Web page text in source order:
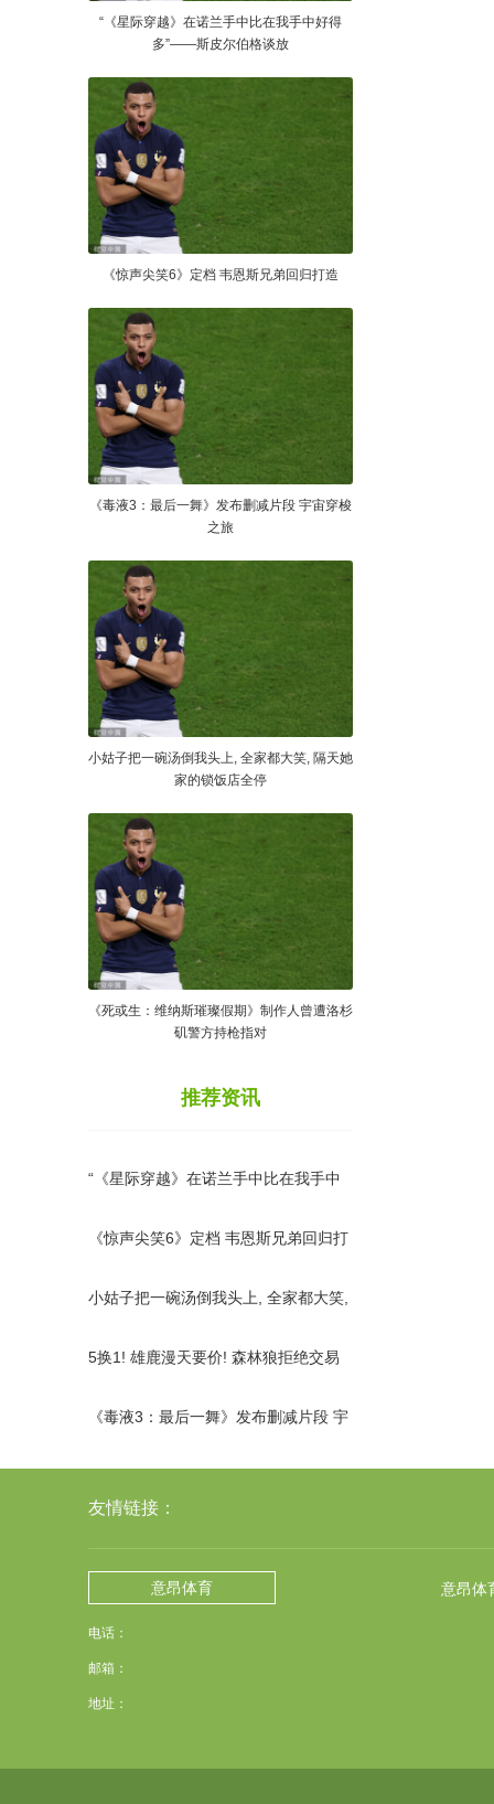
“《星际穿越》在诺兰手中比在我手中好得
多”——斯皮尔伯格谈放
《惊声尖笑6》定档 韦恩斯兄弟回归打造
《毒液3：最后一舞》发布删减片段 宇宙穿梭
之旅
小姑子把一碗汤倒我头上, 全家都大笑, 隔天她
家的锁饭店全停
《死或生：维纳斯璀璨假期》制作人曾遭洛杉
矶警方持枪指对
推荐资讯
“《星际穿越》在诺兰手中比在我手中
《惊声尖笑6》定档 韦恩斯兄弟回归打
小姑子把一碗汤倒我头上, 全家都大笑,
5换1! 雄鹿漫天要价! 森林狼拒绝交易
《毒液3：最后一舞》发布删减片段 宇
友情链接：
意昂体育
电话：
邮箱：
地址：
意昂体